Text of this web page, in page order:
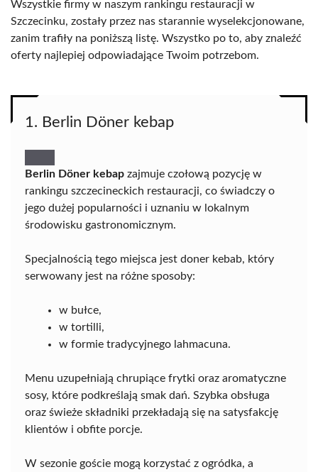
Wszystkie firmy w naszym rankingu restauracji w
Szczecinku, zostały przez nas starannie wyselekcjonowane,
zanim trafiły na poniższą listę. Wszystko po to, aby znaleźć
oferty najlepiej odpowiadające Twoim potrzebom.
1. Berlin Döner kebap
Berlin Döner kebap zajmuje czołową pozycję w
rankingu szczecineckich restauracji, co świadczy o
jego dużej popularności i uznaniu w lokalnym
środowisku gastronomicznym.
Specjalnością tego miejsca jest doner kebab, który
serwowany jest na różne sposoby:
w bułce,
w tortilli,
w formie tradycyjnego lahmacuna.
Menu uzupełniają chrupiące frytki oraz aromatyczne
sosy, które podkreślają smak dań. Szybka obsługa
oraz świeże składniki przekładają się na satysfakcję
klientów i obfite porcje.
W sezonie goście mogą korzystać z ogródka, a